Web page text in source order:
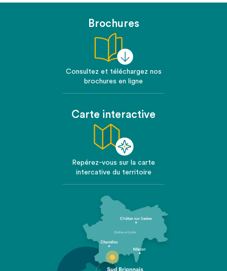
Brochures
Consultez et téléchargez nos
brochures en ligne
Carte interactive
Repérez-vous sur la carte
intercative du territoire